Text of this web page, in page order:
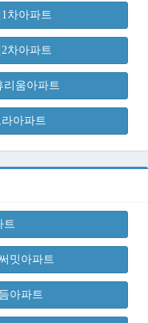
차아파트
차아파트
리움아파트
아파트
트
밋아파트
아파트